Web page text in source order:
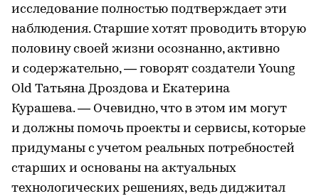
исследование полностью подтверждает эти
наблюдения. Старшие хотят проводить вторую
половину своей жизни осознанно, активно
и содержательно, — говорят создатели Young
Old Татьяна Дроздова и Екатерина
Курашева. — Очевидно, что в этом им могут
и должны помочь проекты и сервисы, которые
придуманы с учетом реальных потребностей
старших и основаны на актуальных
технологических решениях, ведь диджитал